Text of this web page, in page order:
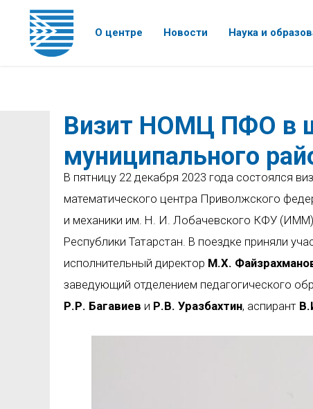
О центре Новости Наука и
Визит НОМЦ ПФО в
муниципального
В пятницу 22 декабря 2023 года состоялся
математического центра Приволжского
и механики им. Н. И. Лобачевского КФУ
Республики Татарстан. В поездке приняли
исполнительный директор М.Х.
заведующий отделением педагогического
Р.Р. Багавиев и Р.В. Уразбахтин, аспирант